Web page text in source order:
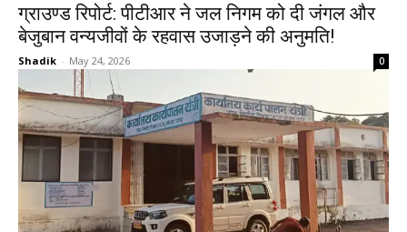
ग्राउण्ड रिपोर्ट: पीटीआर ने जल निगम को दी जंगल और
बेजुबान वन्यजीवों के रहवास उजाड़ने की अनुमति!
Shadik - May 24, 2026 0